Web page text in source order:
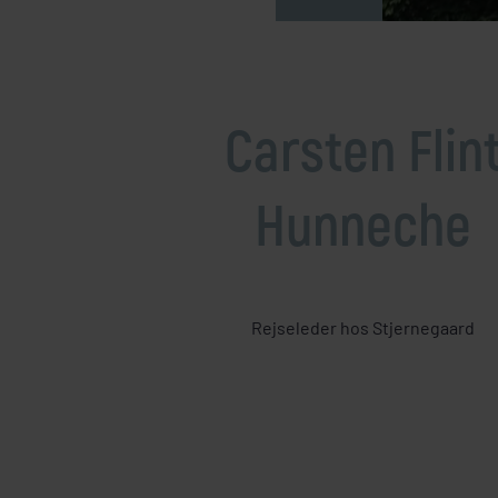
Bali
Bolivia
Borneo
Brasilien
dansk
Carsten
Hunneche
Rejseleder hos Stjernegaard